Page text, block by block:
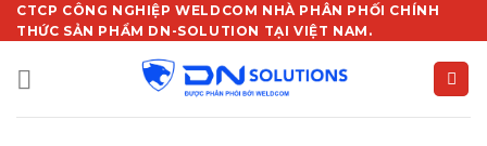
Chuyển
đến
nội
dung
CTCP CÔNG NGHIỆP WELDCOM NHÀ PHÂN PHỐI CHÍNH
THỨC SẢN PHẨM DN-SOLUTION TẠI VIỆT NAM.